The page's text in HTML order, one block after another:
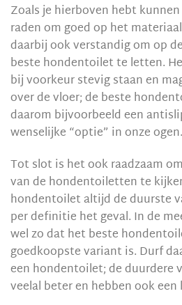
Zoals je hierboven hebt
raden om goed op het
daarbij ook verstandig om op
beste hondentoilet te letten.
bij voorkeur stevig staan en
over de vloer; de beste
daarom bijvoorbeeld een
wenselijke “optie” in onze ogen.
Tot slot is het ook raadzaam
van de hondentoiletten te
hondentoilet altijd de duurste
per definitie het geval. In de
wel zo dat het beste
goedkoopste variant is. Durf
een hondentoilet; de duurdere
veelal beter en hebben ook